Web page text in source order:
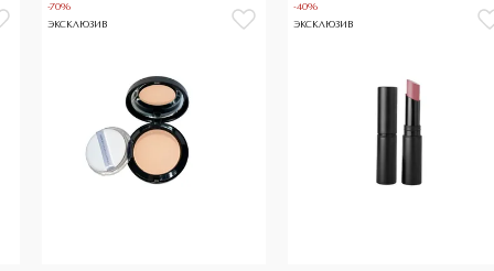
-70%
ЭКСКЛЮЗИВ
-40%
ЭКСКЛЮЗИВ